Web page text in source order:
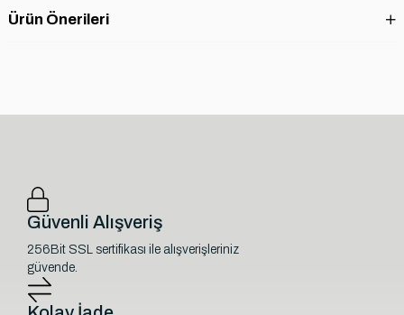
Ürün Önerileri
Güvenli Alışveriş
256Bit SSL sertifikası ile alışverişleriniz
güvende.